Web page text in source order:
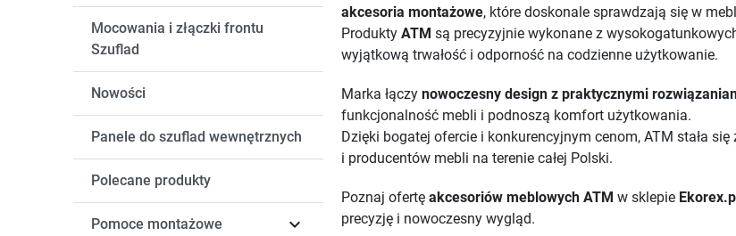
Mocowania i złączki frontu
Szuflad
Nowości
Panele do szuflad wewnętrznych
Polecane produkty
Pomoce montażowe 
akcesoria montażowe, które doskonale sprawdzają się w
Produkty ATM są precyzyjnie wykonane z
wyjątkową trwałość i odporność na codzienne użytkowanie.
Marka łączy nowoczesny design z praktycznymi
funkcjonalność mebli i podnoszą komfort użytkowania.
Dzięki bogatej ofercie i konkurencyjnym cenom, ATM stała
i producentów mebli na terenie całej Polski.
Poznaj ofertę akcesoriów meblowych ATM w sklepie
precyzję i nowoczesny wygląd.